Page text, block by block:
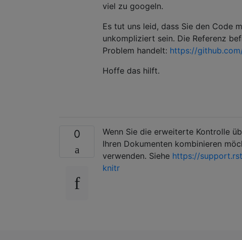
viel zu googeln.
Es tut uns leid, dass Sie den Code
unkompliziert sein. Die Referenz
Problem handelt: https://
Hoffe das hilft.
0 Wenn Sie die erweiterte Kontrolle
Ihren Dokumenten kombinieren
verwenden. Siehe https://
knitr